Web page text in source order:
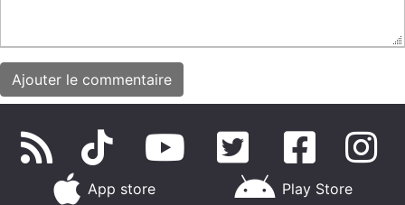
App store Play Store